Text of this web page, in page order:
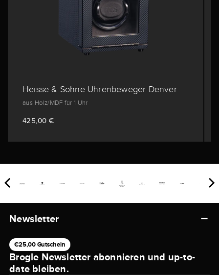
Heisse & Söhne Uhrenbeweger Denver
aus Holz/MDF für 1 Uhr
425,00 €
Newsletter
€25,00 Gutschein
Brogle Newsletter abonnieren und up-to-
date bleiben.